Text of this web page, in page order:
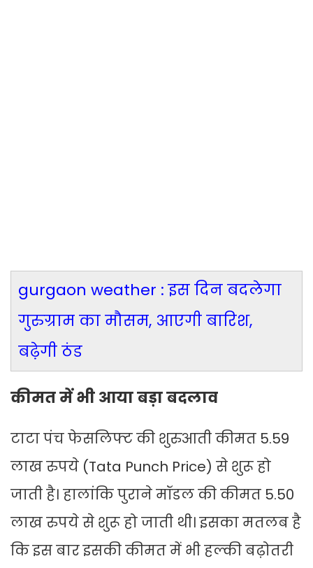
gurgaon weather : इस दिन बदलेगा
गुरुग्राम का मौसम, आएगी बारिश,
बढ़ेगी ठंड
कीमत में भी आया बड़ा बदलाव
टाटा पंच फेसलिफ्ट की शुरुआती कीमत 5.59
लाख रुपये (Tata Punch Price) से शुरू हो
जाती है। हालांकि पुराने मॉडल की कीमत 5.50
लाख रुपये से शुरू हो जाती थी। इसका मतलब है
कि इस बार इसकी कीमत में भी हल्की बढ़ोतरी